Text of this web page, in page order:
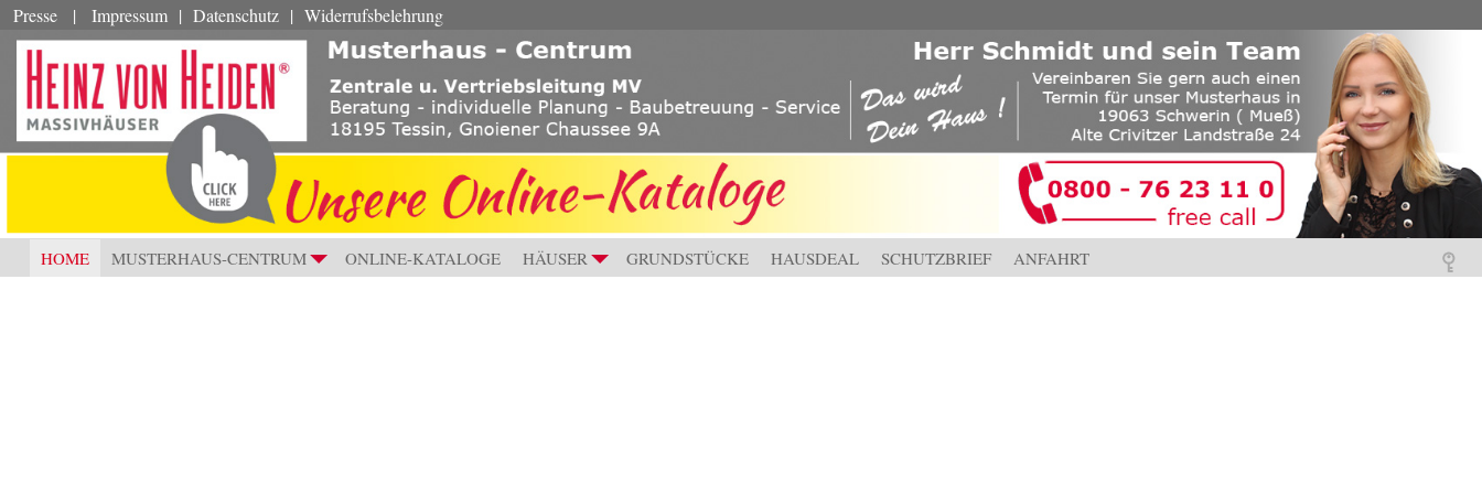
Presse | Impressum | Datenschutz | Widerrufsbelehrung
HOME
+
MUSTERHAUS-CENTRUM ONLINE-KATALOGE
+
HÄUSER GRUNDSTÜCKE HAUSDEAL SCHUTZBRIEF ANFAHRT